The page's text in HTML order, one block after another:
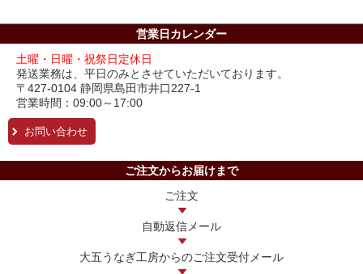
営業日カレンダー
土曜・日曜・祝祭日定休日
発送業務は、平日のみとさせていただいております。
〒427-0104 静岡県島田市井口227-1
営業時間：09:00～17:00
お問い合わせ
ご注文からお届けまで
ご注文
自動返信メール
大五うなぎ工房からのご注文受付メール